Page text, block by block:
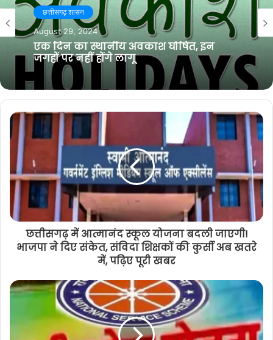
o
o
k
e
r
r
a
m
छत्तीसगढ़ शासन
August 29, 2024
एक दिन का स्थानीय अवकाश घोषित, इन
जगहों पर नहीं होंगे लागू
गरियाबंद
February 24, 2026
राजिम क्षेत्र के ग्राम टेका में श्री शिव महापुराण
कथा का होगा आयोजन, 8 मार्च को तरुणा साहू
द्वारा पंडवानी की होगी प्रस्तुति
छत्तीसगढ़ में आत्मानंद स्कूल योजना बदली जाएगी!
भाजपा ने दिए संकेत, संविदा शिक्षकों की कुर्सी अब खतरे
में, पढ़िए पूरी खबर